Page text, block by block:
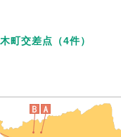
町交差点（4件）